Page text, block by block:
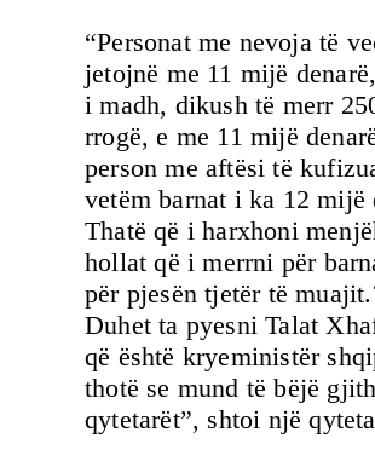
“Personat me nevoja të
jetojnë me 11 mijë
i madh, dikush të merr
rrogë, e me 11 mijë
person me aftësi të
vetëm barnat i ka 12 mijë
Thatë që i harxhoni
hollat që i merrni për
për pjesën tjetër të
Duhet ta pyesni Talat
që është kryeministër
thotë se mund të bëjë
qytetarët”, shtoi një